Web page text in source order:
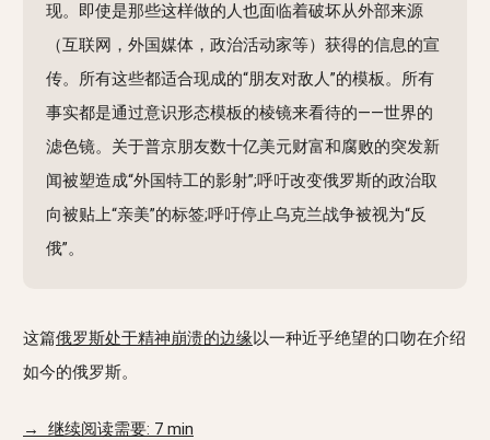
现。即使是那些这样做的人也面临着破坏从外部来源
（互联网，外国媒体，政治活动家等）获得的信息的宣
传。所有这些都适合现成的“朋友对敌人”的模板。所有
事实都是通过意识形态模板的棱镜来看待的——世界的
滤色镜。关于普京朋友数十亿美元财富和腐败的突发新
闻被塑造成“外国特工的影射”;呼吁改变俄罗斯的政治取
向被贴上“亲美”的标签;呼吁停止乌克兰战争被视为“反
俄”。
这篇俄罗斯处于精神崩溃的边缘以一种近乎绝望的口吻在介绍
如今的俄罗斯。
→ 继续阅读需要: 7 min